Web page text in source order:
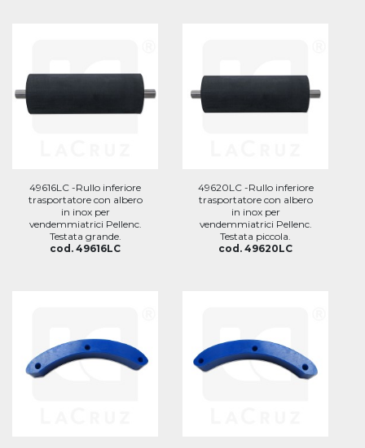
49616LC -Rullo inferiore
trasportatore con albero
in inox per
vendemmiatrici Pellenc.
Testata grande.
cod. 49616LC
49620LC -Rullo inferiore
trasportatore con albero
in inox per
vendemmiatrici Pellenc.
Testata piccola.
cod. 49620LC